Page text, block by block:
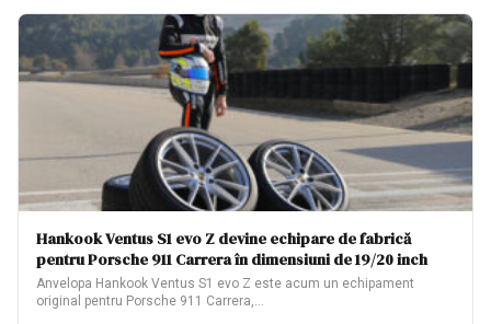
Hankook Ventus S1 evo Z devine echipare de fabrică
pentru Porsche 911 Carrera în dimensiuni de 19/20 inch
Anvelopa Hankook Ventus S1 evo Z este acum un echipament
original pentru Porsche 911 Carrera,…